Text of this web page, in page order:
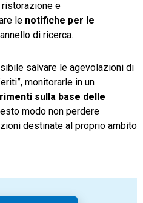
e
le notifiche per le
di ricerca.
salvare le agevolazioni di
monitorarle in un
sulla base delle
modo non perdere
destinate al proprio ambito